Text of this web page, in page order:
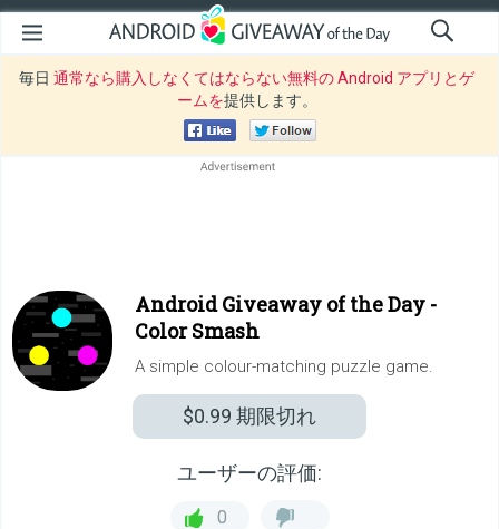
毎日 通常なら購入しなくてはならない無料の Android アプリとゲ
ームを提供します。
Android Giveaway of the Day -
Color Smash
A simple colour-matching puzzle game.
$0.99 期限切れ
ユーザーの評価:
0